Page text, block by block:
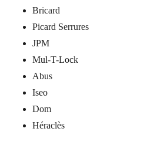
Bricard
Picard Serrures
JPM
Mul-T-Lock
Abus
Iseo
Dom
Héraclès